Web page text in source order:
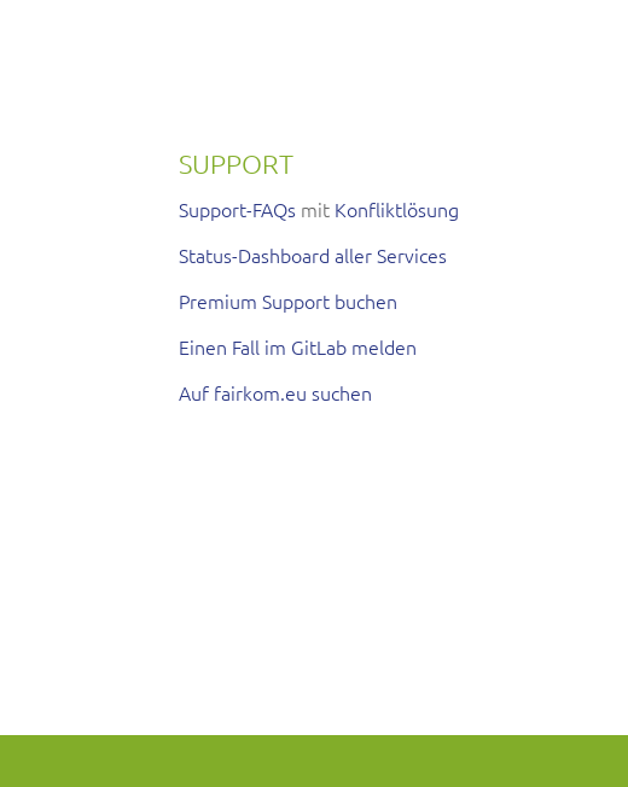
SUPPORT
Support-FAQs mit Konfliktlösung
Status-Dashboard aller Services
Premium Support buchen
Einen Fall im GitLab melden
Auf fairkom.eu suchen